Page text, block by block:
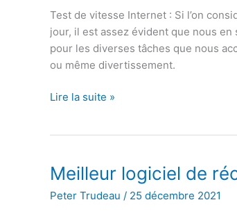
Test de vitesse Internet : Si l’on
jour, il est assez évident que nous
pour les diverses tâches que nous
ou même divertissement.
Test
Meilleurs
services
Lire la suite »
Meilleur logiciel de
Peter Trudeau / 25 décembre 2021